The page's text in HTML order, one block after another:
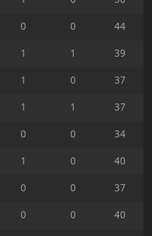
0 0
44
1 1
39
1 0
37
1 1
37
0 0
34
1 0
40
0 0
37
0 0
40